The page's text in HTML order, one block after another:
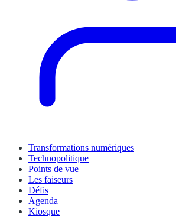
Transformations numériques
Technopolitique
Points de vue
Les faiseurs
Défis
Agenda
Kiosque